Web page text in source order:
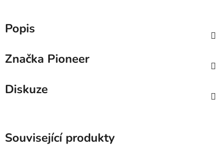
Popis
Značka Pioneer
Diskuze
Související produkty